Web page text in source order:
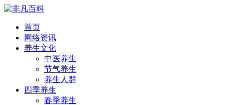
首页
网络资讯
养生文化
中医养生
节气养生
养生人群
四季养生
春季养生